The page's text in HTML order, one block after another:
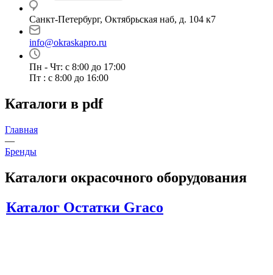
Санкт-Петербург, Октябрьская наб, д. 104 к7
info@okraskapro.ru
Пн - Чт: с 8:00 до 17:00
Пт : с 8:00 до 16:00
Каталоги в pdf
Главная
—
Бренды
Каталоги окрасочного оборудования
Каталог Остатки Graco